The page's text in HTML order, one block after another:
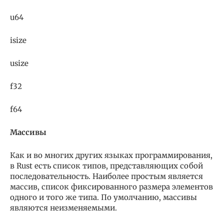
u64
isize
usize
f32
f64
Массивы
Как и во многих других языках программирования,
в Rust есть список типов, представляющих собой
последовательность. Наиболее простым является
массив, список фиксированного размера элементов
одного и того же типа. По умолчанию, массивы
являются неизменяемыми.